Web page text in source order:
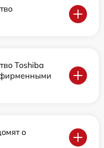
Toshiba
фирменными
о